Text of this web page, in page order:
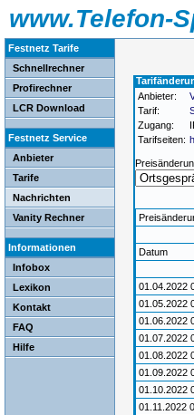
www.Telefon-
Festnetz Tarife
Schnellrechner
Profirechner
LCR Download
Festnetz Service
Anbieter
Tarife
Nachrichten
Vanity Rechner
Informationen
Infobox
Lexikon
Kontakt
FAQ
Hilfe
Anbieter:
Tarif:
Zugang:
Tarifseiten:
Datum
01.04.2022
01.05.2022
01.06.2022
01.07.2022
01.08.2022
01.09.2022
01.10.2022
01.11.2022